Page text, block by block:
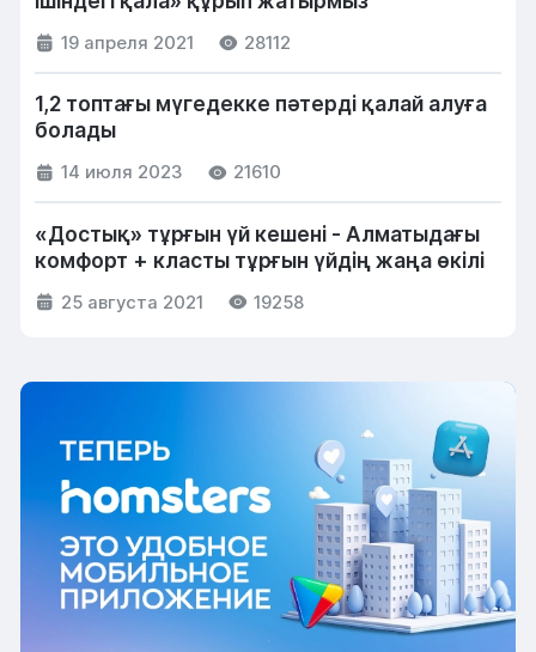
19 апреля 2021 28112
1,2 топтағы мүгедекке пәтерді қалай алуға
болады
14 июля 2023 21610
«Достық» тұрғын үй кешені - Алматыдағы
комфорт + класты тұрғын үйдің жаңа өкілі
25 августа 2021 19258